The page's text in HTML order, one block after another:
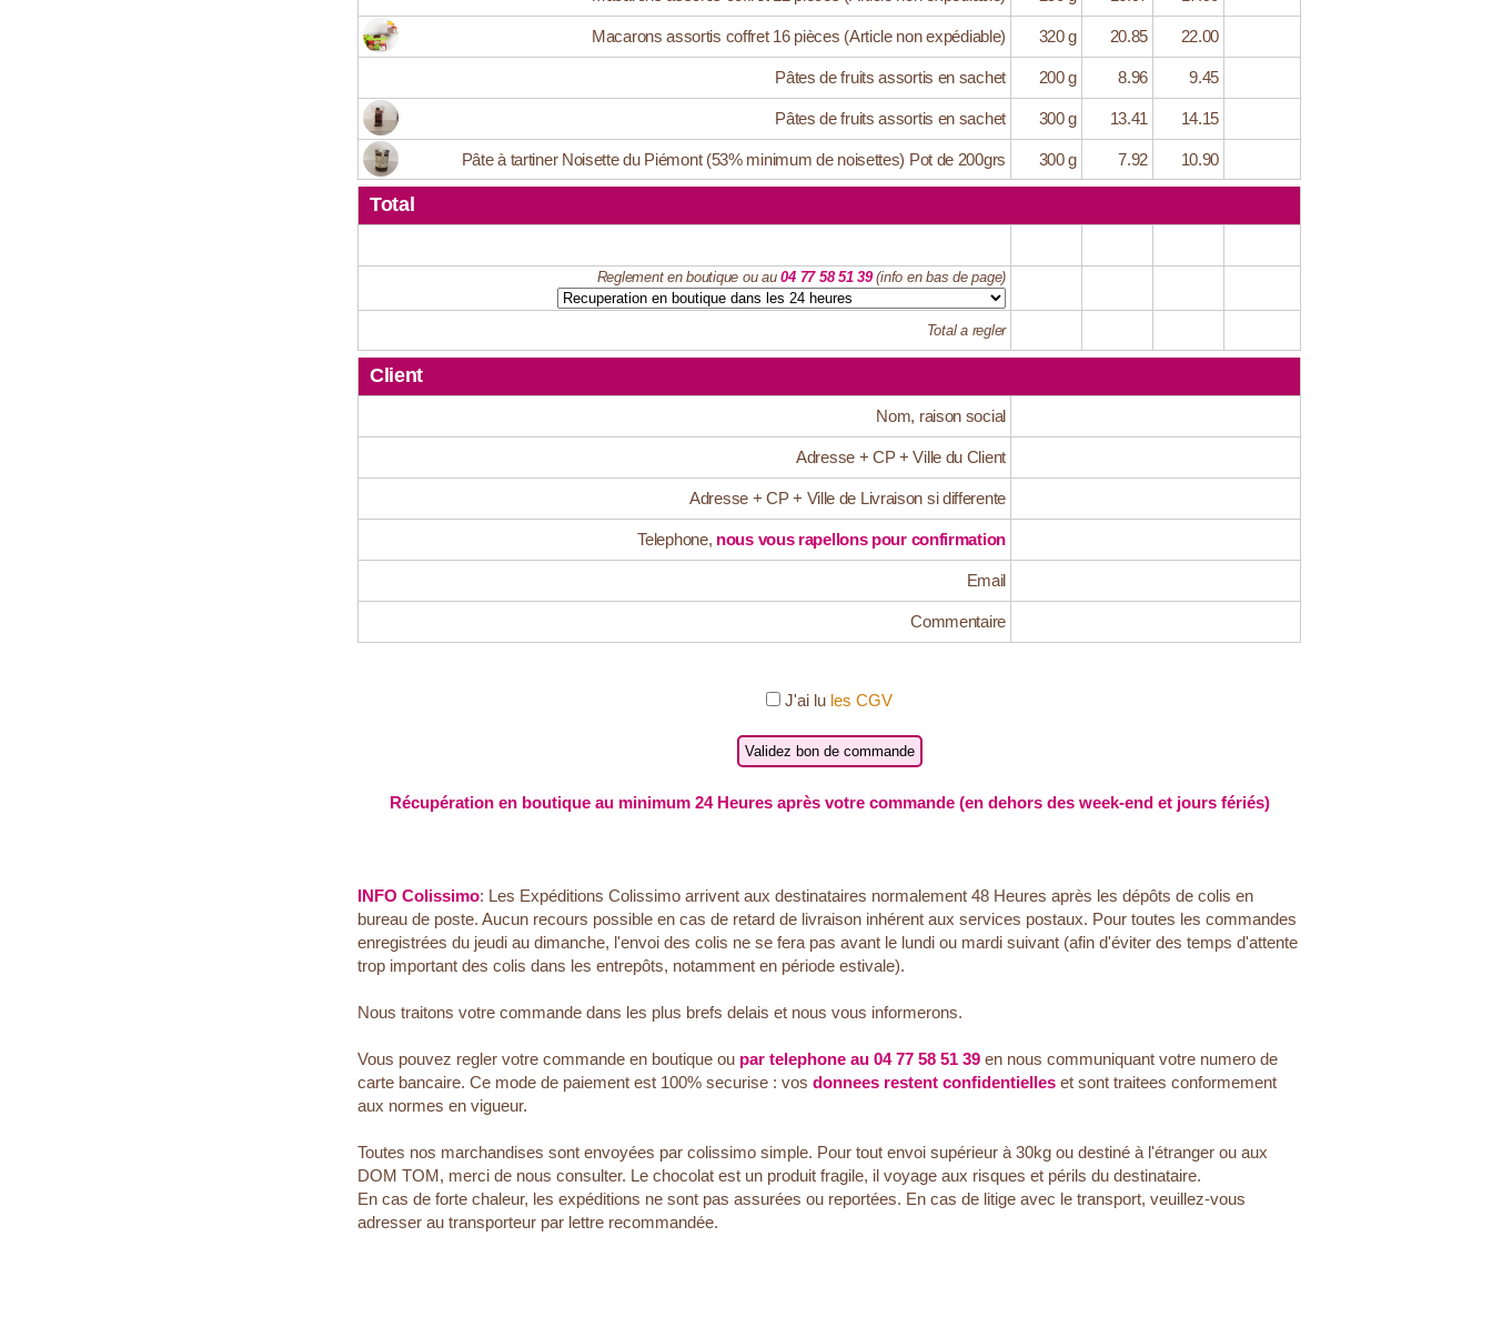
Macarons assortis coffret 16 pièces (Article non expédiable) 320 g 20.85 22.00
Pâtes de fruits assortis en sachet 200 g 8.96 9.45
Pâtes de fruits assortis en sachet 300 g 13.41 14.15
Pâte à tartiner Noisette du Piémont (53% minimum de noisettes) Pot de 200grs 300 g 7.92 10.90
Total
Reglement en boutique ou au04 77 58 51 39(info en bas de page)
Total a regler
Client
Nom, raison social
Adresse + CP + Ville du Client
Adresse + CP + Ville de Livraison si differente
Telephone, nous vous rapellons pour confirmation
Email
Commentaire
J'ai lu les CGV
Récupération en boutique au minimum 24 Heures après votre commande (en dehors des week-end et jours fériés)
INFO Colissimo: Les Expéditions Colissimo arrivent aux destinataires normalement 48 Heures après les dépôts de colis en
bureau de poste. Aucun recours possible en cas de retard de livraison inhérent aux services postaux. Pour toutes les commandes
enregistrées du jeudi au dimanche, l'envoi des colis ne se fera pas avant le lundi ou mardi suivant (afin d'éviter des temps d'attente
trop important des colis dans les entrepôts, notamment en période estivale).
Nous traitons votre commande dans les plus brefs delais et nous vous informerons.
Vous pouvez regler votre commande en boutique ou par telephone au 04 77 58 51 39 en nous communiquant votre numero de
carte bancaire. Ce mode de paiement est 100% securise : vos donnees restent confidentielles et sont traitees conformement
aux normes en vigueur.
Toutes nos marchandises sont envoyées par colissimo simple. Pour tout envoi supérieur à 30kg ou destiné à l'étranger ou aux
DOM TOM, merci de nous consulter. Le chocolat est un produit fragile, il voyage aux risques et périls du destinataire.
En cas de forte chaleur, les expéditions ne sont pas assurées ou reportées. En cas de litige avec le transport, veuillez-vous
adresser au transporteur par lettre recommandée.